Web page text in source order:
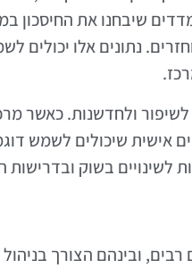
שיבחנו את החיסכון
נתונים אלו יכולים
ולחדשנות. כאשר
אישית שיכולים לשמש
בשוק ובדרישות
ובינהם הצורך